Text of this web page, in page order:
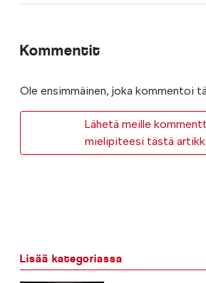
Kommentit
Ole ensimmäinen, joka kommentoi
Lähetä meille
mielipiteesi tästä
Lisää kategoriassa